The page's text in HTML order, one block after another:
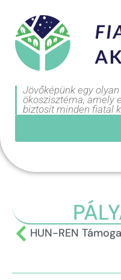
Jövőképünk egy
ökoszisztéma, amely
biztosít minden fiatal